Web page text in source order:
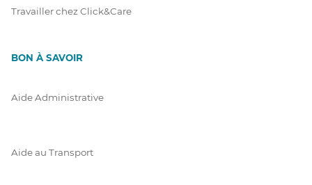
Travailler chez Click&Care
BON À SAVOIR
Aide Administrative
Aide au Transport